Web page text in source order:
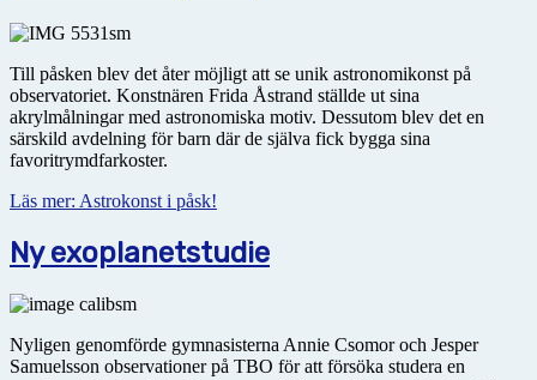
Till påsken blev det åter möjligt att se unik astronomikonst på
observatoriet. Konstnären Frida Åstrand ställde ut sina
akrylmålningar med astronomiska motiv. Dessutom blev det en
särskild avdelning för barn där de själva fick bygga sina
favoritrymdfarkoster.
Läs mer: Astrokonst i påsk!
Ny exoplanetstudie
Nyligen genomförde gymnasisterna Annie Csomor och Jesper
Samuelsson observationer på TBO för att försöka studera en